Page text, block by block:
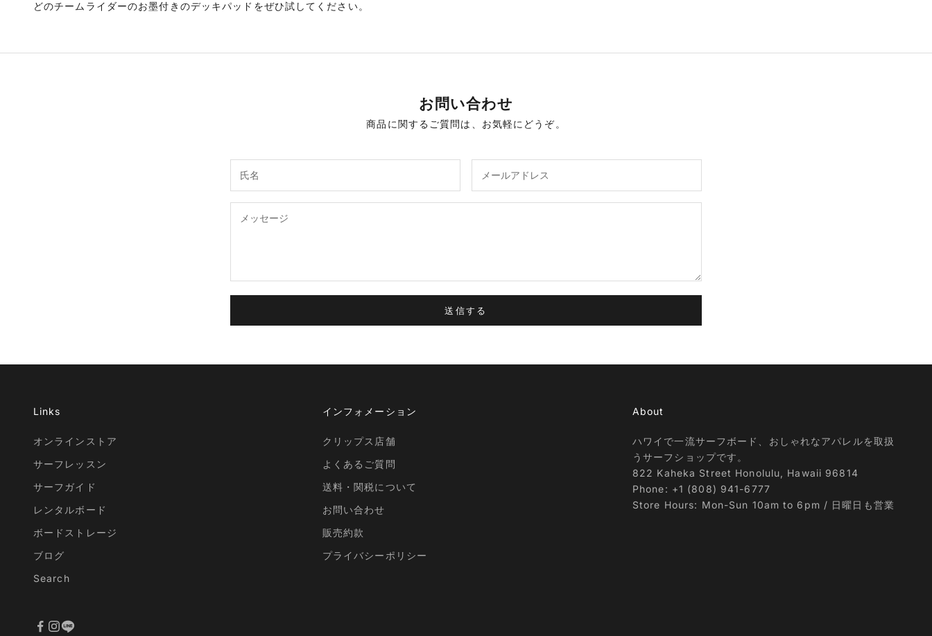
どのチームライダーのお墨付きのデッキパッドをぜひ試してください。
お問い合わせ
商品に関するご質問は、お気軽にどうぞ。
送信する
Links
オンラインストア
サーフレッスン
サーフガイド
レンタルボード
ボードストレージ
ブログ
Search
インフォメーション
クリップス店舗
よくあるご質問
送料・関税について
お問い合わせ
販売約款
プライバシーポリシー
About
ハワイで一流サーフボード、おしゃれなアパレルを取扱
うサーフショップです。
822 Kaheka Street Honolulu, Hawaii 96814
Phone: +1 (808) 941-6777
Store Hours: Mon-Sun 10am to 6pm / 日曜日も営業